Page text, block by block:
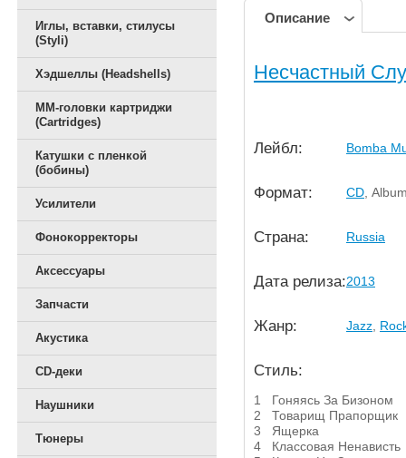
Иглы, вставки, стилусы
(Styli)
Хэдшеллы (Headshells)
ММ-головки картриджи
(Cartridges)
Катушки с пленкой
(бобины)
Усилители
Фонокорректоры
Аксессуары
Запчасти
Акустика
CD-деки
Наушники
Тюнеры
Описание
Несчастный
Лейбл: Bomba
Формат: CD ,
Страна: Russia
Дата релиза:2013
Жанр: Jazz
Стиль:
1
Гоняясь За Бизоном
2
Товарищ Прапорщик
3
Ящерка
4
Классовая Ненависть